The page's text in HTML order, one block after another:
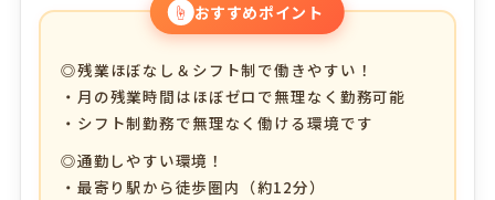
☝ おすすめポイント
◎残業ほぼなし＆シフト制で働きやすい！
・月の残業時間はほぼゼロで無理なく勤務可能
・シフト制勤務で無理なく働ける環境です
◎通勤しやすい環境！
・最寄り駅から徒歩圏内（約12分）